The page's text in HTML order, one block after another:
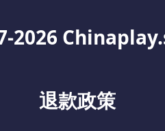
2026
退款政策